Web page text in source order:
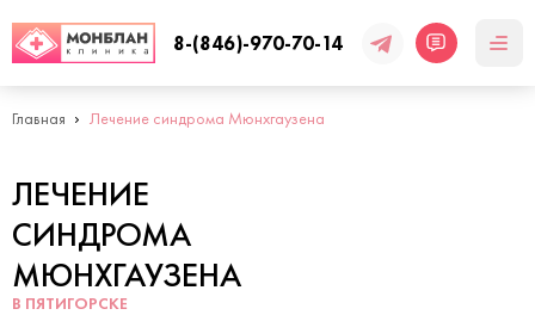
8-(846)-970-70-14
Главная Лечение синдрома Мюнхгаузена
ЛЕЧЕНИЕ
СИНДРОМА
МЮНХГАУЗЕНА
В ПЯТИГОРСКЕ